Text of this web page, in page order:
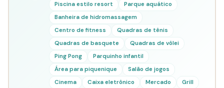
Piscina estilo resort
Parque aquático
Banheira de hidromassagem
Centro de fitness
Quadras de tênis
Quadras de basquete
Quadras de vôlei
Ping Pong
Parquinho infantil
Área para piquenique
Salão de jogos
Cinema
Caixa eletrônico Mercado Grill